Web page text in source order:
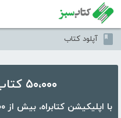
آپلود کتاب
۵۰،۰۰۰ کتاب در موبایل شما